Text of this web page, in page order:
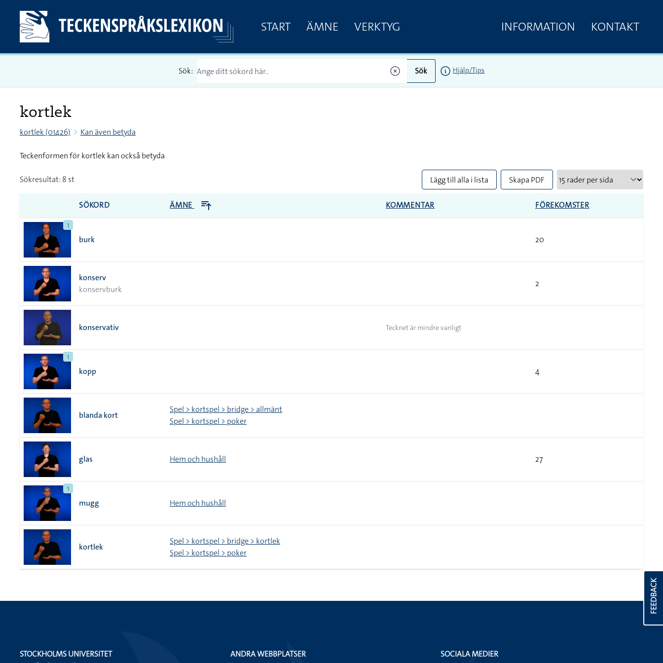
START ÄMNE VERKTYG INFORMATION KONTAKT
Sök: Sök Hjälp/Tips
kortlek
kortlek (01426) Kan även betyda
Teckenformen för kortlek kan också betyda
Sökresultat: 8 st Lägg till alla i lista Skapa PDF
SÖKORD ÄMNE KOMMENTAR FÖREKOMSTER
1
burk 20
konserv
konservburk
2
konservativ Tecknet är mindre vanligt
1
kopp 4
blanda kort
Spel > kortspel > bridge > allmänt
Spel > kortspel > poker
glas Hem och hushåll 27
1
mugg Hem och hushåll
kortlek
Spel > kortspel > bridge > kortlek
Spel > kortspel > poker
FEEDBACK
STOCKHOLMS UNIVERSITET
ANDRA WEBBPLATSER SOCIALA MEDIER